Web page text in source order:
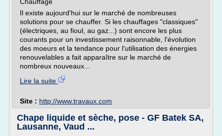
Il existe aujourd'hui sur le marché de nombreuses
solutions pour se chauffer. Si les chauffages "classiques"
(électriques, au fioul, au gaz...) sont encore les plus
courants pour un investissement raisonnable, l'évolution
des moeurs et la tendance pour l'utilisation des énergies
renouvelables a fait apparaître sur le marché de
nombreux nouveaux...
Lire la suite
Site : http://www.travaux.com
Chape liquide et sèche, pose - GF Batek SA,
Lausanne, Vaud ...